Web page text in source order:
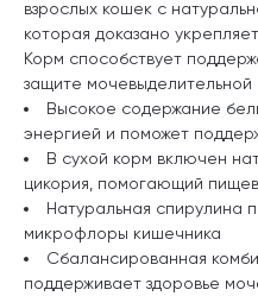
взрослых кошек с
которая доказано
Корм способствует
защите мочевыделительной
Высокое содержание
энергией и поможет
В сухой корм включен
цикория, помогающий
Натуральная спирулина
микрофлоры кишечника
Сбалансированная
поддерживает здоровье